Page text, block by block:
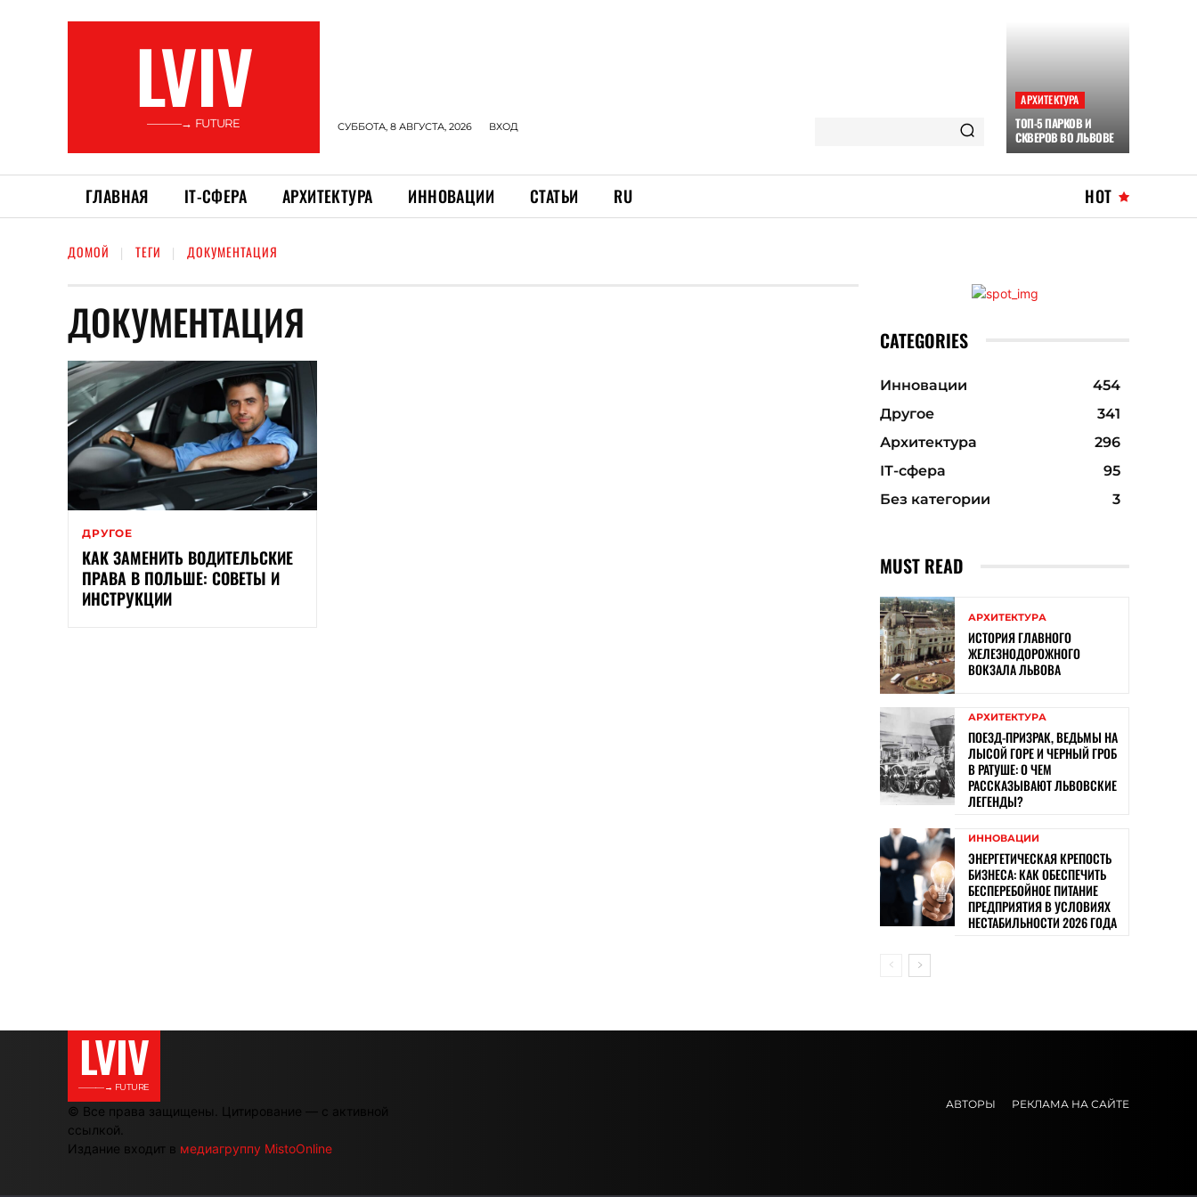
LVIV
———→ FUTURE СУББОТА, 8 АВГУСТА, 2026 ВХОД
АРХИТЕКТУРА
ТОП-5 ПАРКОВ И
СКВЕРОВ ВО ЛЬВОВЕ
ГЛАВНАЯ ІТ-СФЕРА АРХИТЕКТУРА ИННОВАЦИИ СТАТЬИ RU HOT
ДОМОЙ ТЕГИ ДОКУМЕНТАЦИЯ
ДОКУМЕНТАЦИЯ
ДРУГОЕ
КАК ЗАМЕНИТЬ ВОДИТЕЛЬСКИЕ
ПРАВА В ПОЛЬШЕ: СОВЕТЫ И
ИНСТРУКЦИИ
CATEGORIES
Инновации
454
Другое
341
Архитектура
296
ІТ-сфера
95
Без категории
3
MUST READ
АРХИТЕКТУРА
ИСТОРИЯ ГЛАВНОГО
ЖЕЛЕЗНОДОРОЖНОГО
ВОКЗАЛА ЛЬВОВА
АРХИТЕКТУРА
ПОЕЗД-ПРИЗРАК, ВЕДЬМЫ НА
ЛЫСОЙ ГОРЕ И ЧЕРНЫЙ ГРОБ
В РАТУШЕ: О ЧЕМ
РАССКАЗЫВАЮТ ЛЬВОВСКИЕ
ЛЕГЕНДЫ?
ИННОВАЦИИ
ЭНЕРГЕТИЧЕСКАЯ КРЕПОСТЬ
БИЗНЕСА: КАК ОБЕСПЕЧИТЬ
БЕСПЕРЕБОЙНОЕ ПИТАНИЕ
ПРЕДПРИЯТИЯ В УСЛОВИЯХ
НЕСТАБИЛЬНОСТИ 2026 ГОДА
LVIV
———→ FUTURE
© Все права защищены. Цитирование — с активной
ссылкой.
Издание входит в медиагруппу MistoOnline
АВТОРЫ РЕКЛАМА НА САЙТЕ